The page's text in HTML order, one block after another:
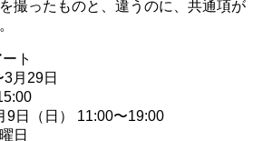
撮ったものと、違うのに、共通項が
ト
月29日
（日） 11:00〜19:00
日